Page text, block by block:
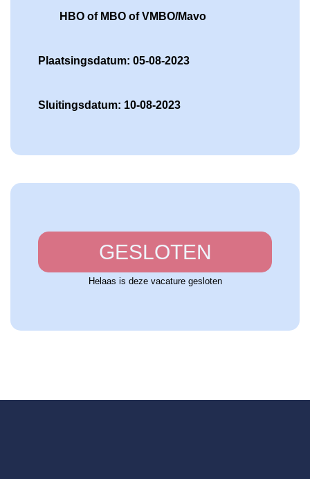
HBO of MBO of VMBO/Mavo
Plaatsingsdatum: 05-08-2023
Sluitingsdatum: 10-08-2023
GESLOTEN
Helaas is deze vacature gesloten